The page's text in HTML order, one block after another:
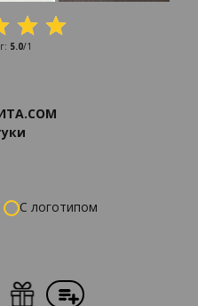
: 5.0/1
С логотипом